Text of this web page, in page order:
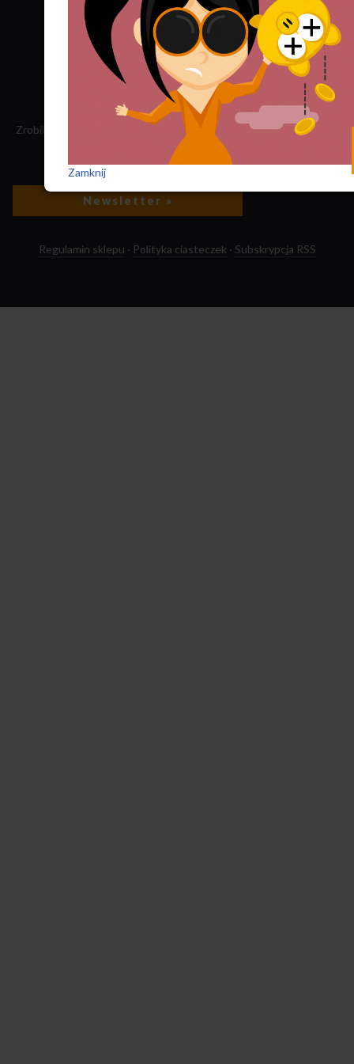
Twitter
YouTube
Zrobiliśmy tę stronę, składamy „Nowego Obywatela”. Nasz dochód
przeznaczamy na jego wydawanie.
Zatrudnij nas do projektu!
Newsletter »
Regulamin sklepu · Polityka ciasteczek · Subskrypcja RSS
Zamknij